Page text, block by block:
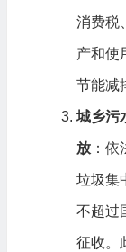
消费税
产和使
节能减
城乡污
放：依
垃圾集
不超过
征收。